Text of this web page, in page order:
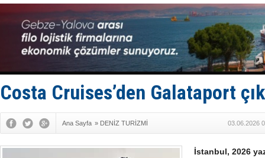
Tekne, su
Dışişleri
Depo ve
Kruvaziyer
SES
Denizlerin
Costa Cruises’den Galataport
Ana Sayfa » DENİZ TURİZMİ 03.06.2026
İstanbul, 2026